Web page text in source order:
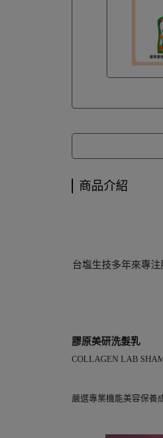
商品介紹
台塩生技多年來專
膠原美研洗髮乳
COLLAGEN LAB
嚴選專業機能美容保養